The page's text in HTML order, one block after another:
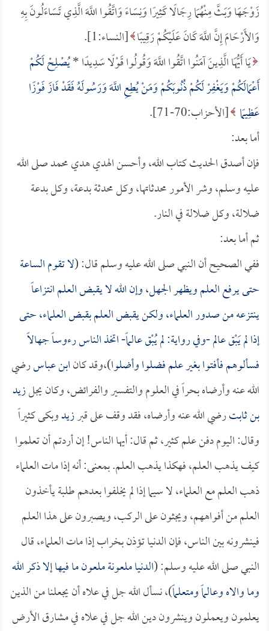
زَوْجَهَا وَبَثَّ مِنْهُمَا رِجَالًا كَثِيرًا وَنِسَاءً وَاتَّقُوا اللَّهَ الَّذِي تَسَاءَلُونَ بِهِ
وَالأَرْحَامَ إِنَّ اللَّهَ كَانَ عَلَيْكُمْ رَقِيبًا [النساء:1].
يَا أَيُّهَا الَّذِينَ آمَنُوا اتَّقُوا اللَّهَ وَقُولُوا قَوْلًا سَدِيدًا *يُصْلِحْ لَكُمْ
أَعْمَالَكُمْ وَيَغْفِرْ لَكُمْ ذُنُوبَكُمْ وَمَنْ يُطِعِ اللَّهَ وَرَسُولَهُ فَقَدْ فَازَ فَوْزًا
عَظِيمًا [الأحزاب:70-71].
أما بعد:
فإن أصدق الحديث كتاب الله، وأحسن الهدي هدي محمد صلى الله
عليه وسلم، وشر الأمور محدثاتها، وكل محدثة بدعة، وكل بدعة
ضلالة، وكل ضلالة في النار.
ثم أما بعد:
ففي الصحيح أن النبي صلى الله عليه وسلم قال: (لا تقوم الساعة
حتى يرفع العلم ويظهر الجهل، وإن الله لا يقبض العلم انتزاعاً
ينتزعه من صدور العلماء، ولكن يقبض العلم بقبض العلماء، حتى
إذا لم يَبْق عالم -وفي رواية: لم يُبْق عالماً- اتخذ الناس رءوساً جهالاً
فسألوهم فأفتوا بغير علم فضلوا وأضلوا)،وقد كانابن عباسرضي
الله عنه وأرضاه بحراً في العلوم والتفسير والفرائض، وكان يجلزيد
بن ثابترضي الله عنه وأرضاه، فقد وقف على قبرزيدوبكى كثيراً
وقال: اليوم دفن علم كثير، ثم قال: أيها الناس! إن أردتم أن تعلموا
كيف يذهب العلم، فهكذا يذهب العلم. بمعنى: أنه إذا مات العلماء
ذهب العلم مع العلماء، لا سيما إذا لم يخلفوا بعدهم طلبة يأخذون
العلم من أفواههم، ويجثون على الركب، ويصبرون على هذا العلم
فينشرونه بين الناس، فإن الدنيا تؤذن بخراب إذا مات العلماء، قال
النبي صلى الله عليه وسلم: (الدنيا ملعونة ملعون ما فيها إلا ذكر الله
وما والاه وعالماً ومتعلماً)، نسأل الله جل في علاه أن يجعلنا من الذين
يعلمون ويعملون وينشرون دين الله جل في علاه في مشارق الأرض